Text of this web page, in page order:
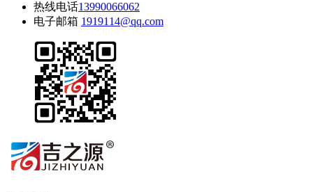
热线电话13990066062
电子邮箱 1919114@qq.com